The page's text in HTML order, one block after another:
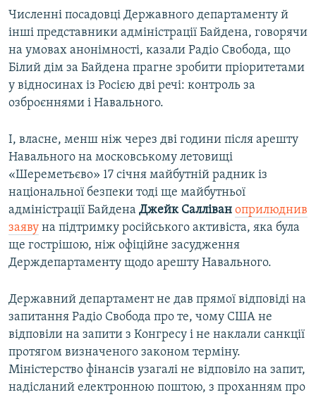
Численні посадовці Державного департаменту й
інші представники адміністрації Байдена, говорячи
на умовах анонімності, казали Радіо Свобода, що
Білий дім за Байдена прагне зробити пріоритетами
у відносинах із Росією дві речі: контроль за
озброєннями і Навального.
І, власне, менш ніж через дві години після арешту
Навального на московському летовищі
«Шереметьєво» 17 січня майбутній радник із
національної безпеки тоді ще майбутньої
адміністрації Байдена Джейк Салліван оприлюднив
заяву на підтримку російського активіста, яка була
ще гострішою, ніж офіційне засудження
Держдепартаменту щодо арешту Навального.
Державний департамент не дав прямої відповіді на
запитання Радіо Свобода про те, чому США не
відповіли на запити з Конгресу і не наклали санкції
протягом визначеного законом терміну.
Міністерство фінансів узагалі не відповіло на запит,
надісланий електронною поштою, з проханням про